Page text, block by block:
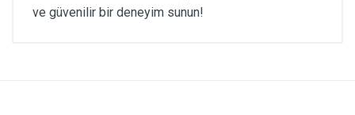
ve güvenilir bir deneyim sunun!